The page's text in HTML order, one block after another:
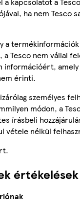
ha nem Tesco
a
Tesco nem vállal
információért, amely
érinti.
személyes
módon, a
írásbeli
vétele nélkül
értékelések